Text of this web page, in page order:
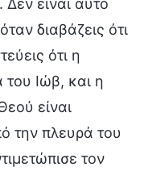
διαβάζεις ότι
ότι η
του Ιώβ, και η
είναι
την πλευρά του
τον